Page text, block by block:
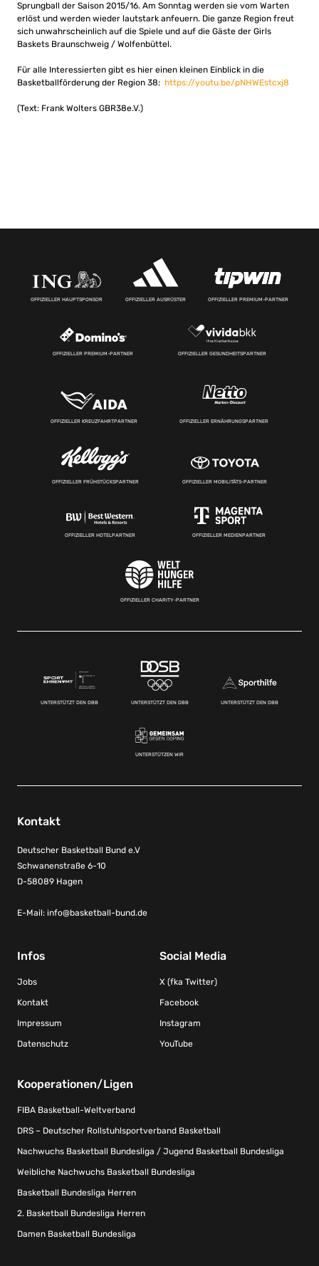
Sprungball der Saison 2015/16. Am Sonntag werden sie vom Warten
erlöst und werden wieder lautstark anfeuern. Die ganze Region freut
sich unwahrscheinlich auf die Spiele und auf die Gäste der Girls
Baskets Braunschweig / Wolfenbüttel.
Für alle Interessierten gibt es hier einen kleinen Einblick in die
Basketballförderung der Region 38: https://youtu.be/pNHWEstcxj8
(Text: Frank Wolters GBR38e.V.)
OFFIZIELLER HAUPTSPONSOR OFFIZIELLER AUSRÜSTER OFFIZIELLER PREMIUM-PARTNER
OFFIZIELLER PREMIUM-PARTNER OFFIZIELLER GESUNDHEITSPARTNER
OFFIZIELLER KREUZFAHRTPARTNER OFFIZIELLER ERNÄHRUNGSPARTNER
OFFIZIELLER FRÜHSTÜCKSPARTNER OFFIZIELLER MOBILITÄTS-PARTNER
OFFIZIELLER HOTELPARTNER OFFIZIELLER MEDIENPARTNER
OFFIZIELLER CHARITY-PARTNER
UNTERSTÜTZT DEN DBB UNTERSTÜTZT DEN DBB UNTERSTÜTZT DEN DBB
UNTERSTÜTZEN WIR
Kontakt
Deutscher Basketball Bund e.V
Schwanenstraße 6-10
D-58089 Hagen
E-Mail: info@basketball-bund.de
Infos
Jobs
Kontakt
Impressum
Datenschutz
Social Media
X (fka Twitter)
Facebook
Instagram
YouTube
Kooperationen/Ligen
FIBA Basketball-Weltverband
DRS – Deutscher Rollstuhlsportverband Basketball
Nachwuchs Basketball Bundesliga / Jugend Basketball Bundesliga
Weibliche Nachwuchs Basketball Bundesliga
Basketball Bundesliga Herren
2. Basketball Bundesliga Herren
Damen Basketball Bundesliga